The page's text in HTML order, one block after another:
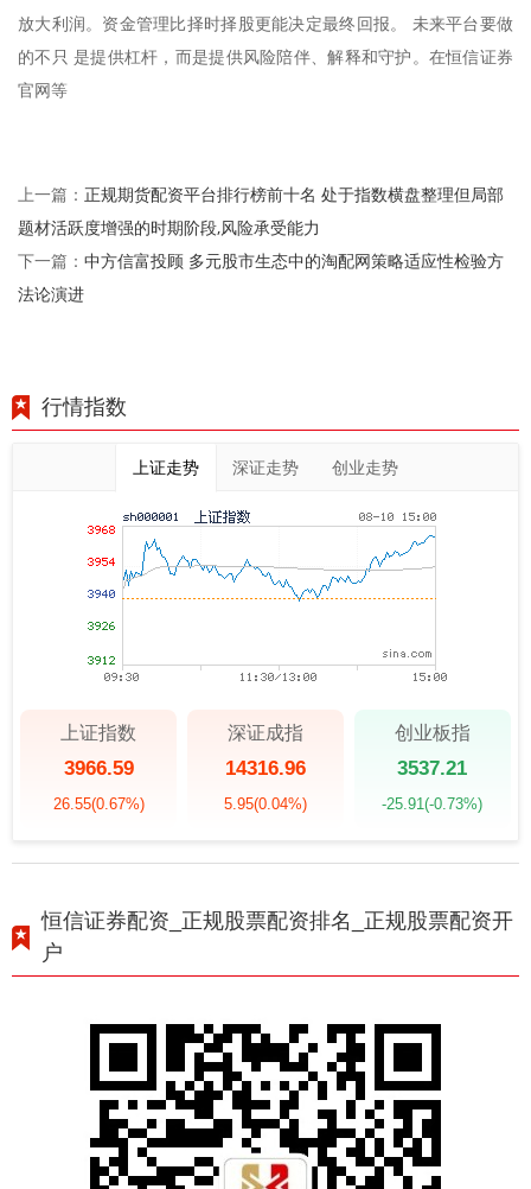
放大利润。资金管理比择时择股更能决定最终回报。 未来平台要做
的不只 是提供杠杆，而是提供风险陪伴、解释和守护。在恒信证券
官网等
上一篇： 正规期货配资平台排行榜前十名 处于指数横盘整理但局部
题材活跃度增强的时期阶段,风险承受能力
下一篇： 中方信富投顾 多元股市生态中的淘配网策略适应性检验方
法论演进
行情指数
上证走势 深证走势 创业走势
上证指数
3966.59
26.55(0.67%)
深证成指
14316.96
5.95(0.04%)
创业板指
3537.21
-25.91(-0.73%)
恒信证券配资_正规股票配资排名_正规股票配资开
户